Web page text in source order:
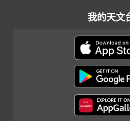
我的天文